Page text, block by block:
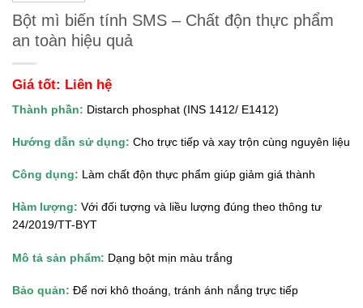
Bột mì biến tính SMS – Chất độn thực phẩm
an toàn hiệu quả
Giá tốt: Liên hệ
Thành phần: Distarch phosphat (INS 1412/ E1412)
Hướng dẫn sử dụng: Cho trực tiếp và xay trộn cùng nguyên liệu
Công dụng: Làm chất độn thực phẩm giúp giảm giá thành
Hàm lượng: Với đối tượng và liều lượng đúng theo thông tư
24/2019/TT-BYT
Mô tả sản phẩm: Dạng bột mịn màu trắng
Bảo quản: Để nơi khô thoáng, tránh ánh nắng trực tiếp